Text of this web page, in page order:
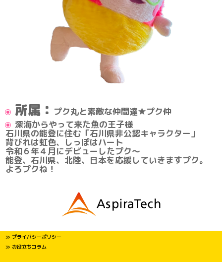
所属： プク丸と素敵な仲間達★プク仲
深海からやって来た魚の王子様
石川県の能登に住む「石川県非公認キャラクター」
背びれは虹色、しっぽはハート
令和６年４月にデビューしたプク〜
能登、石川県、北陸、日本を応援していきますプク。
よろプクね！
≫ プライバシーポリシー
≫ お役立ちコラム